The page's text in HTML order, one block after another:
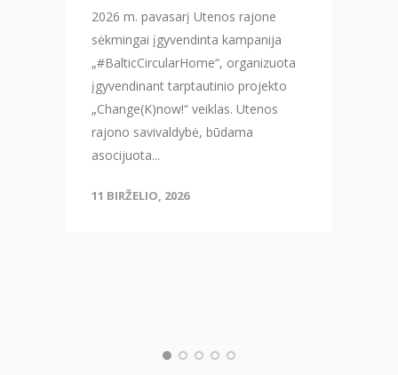
2026 m. pavasarį Utenos rajone
sėkmingai įgyvendinta kampanija
„#BalticCircularHome“, organizuota
įgyvendinant tarptautinio projekto
„Change(K)now!“ veiklas. Utenos
rajono savivaldybė, būdama
asocijuota...
11 BIRŽELIO, 2026